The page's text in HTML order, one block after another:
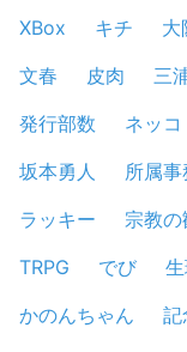
XBox
キチ 大
文春
皮肉 三
発行部数
ネッコ
坂本勇人
所属
ラッキー
宗教の
TRPG
でび
かのんちゃん
記